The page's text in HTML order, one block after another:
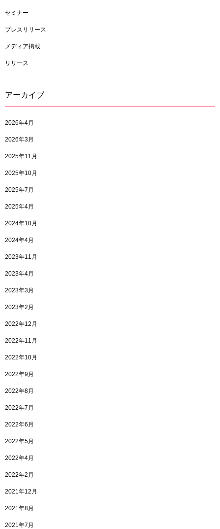
セミナー
プレスリリース
メディア掲載
リリース
アーカイブ
2026年4月
2026年3月
2025年11月
2025年10月
2025年7月
2025年4月
2024年10月
2024年4月
2023年11月
2023年4月
2023年3月
2023年2月
2022年12月
2022年11月
2022年10月
2022年9月
2022年8月
2022年7月
2022年6月
2022年5月
2022年4月
2022年2月
2021年12月
2021年8月
2021年7月